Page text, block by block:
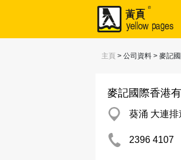
主頁 > 公司資料 > 麥記
麥記國際香港
葵涌 大連
2396 4107